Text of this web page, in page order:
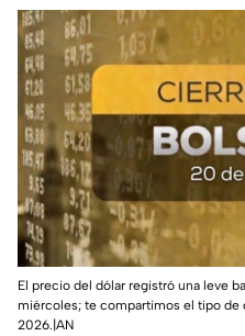
El precio del dólar registró una leve
miércoles; te compartimos el tipo de
2026.|AN